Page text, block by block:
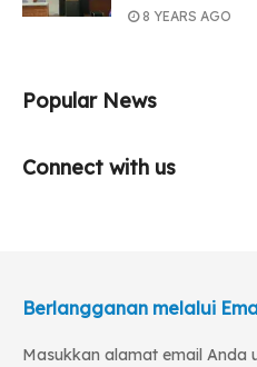
8 YEARS AGO
Popular News
Connect with us
Berlangganan melalui
Masukkan alamat email Anda